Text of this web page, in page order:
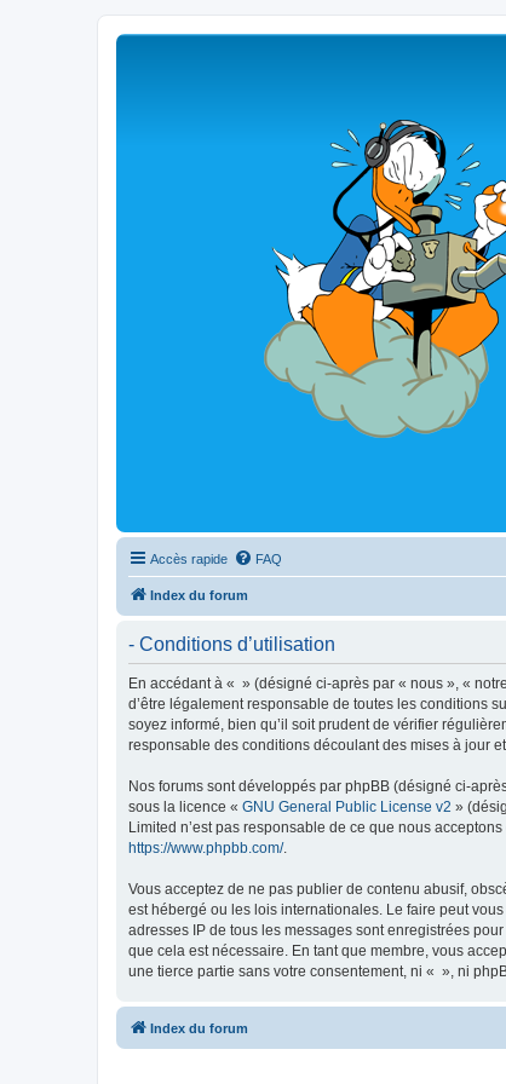
Accès rapide FAQ
Index du forum
- Conditions d’utilisation
En accédant à « » (désigné ci-après par « nous », «
d’être légalement responsable de toutes les conditions
soyez informé, bien qu’il soit prudent de vérifier
responsable des conditions découlant des mises à jour
Nos forums sont développés par phpBB (désigné ci-
sous la licence « GNU General Public License v2 »
Limited n’est pas responsable de ce que nous
https://www.phpbb.com/.
Vous acceptez de ne pas publier de contenu abusif,
est hébergé ou les lois internationales. Le faire peut
adresses IP de tous les messages sont enregistrées
que cela est nécessaire. En tant que membre, vous
une tierce partie sans votre consentement, ni « », ni
Index du forum